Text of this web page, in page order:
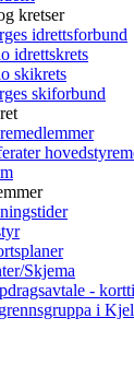
kretser
idrettsforbund
idrettskrets
skikrets
skiforbund
Skjema
-
i